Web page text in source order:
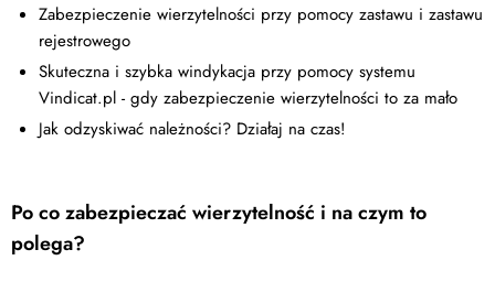
Zabezpieczenie wierzytelności przy pomocy zastawu i zastawu
rejestrowego
Skuteczna i szybka windykacja przy pomocy systemu
Vindicat.pl - gdy zabezpieczenie wierzytelności to za mało
Jak odzyskiwać należności? Działaj na czas!
Po co zabezpieczać wierzytelność i na czym to
polega?